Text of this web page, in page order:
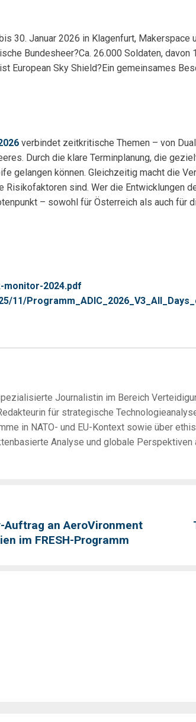
30. Januar 2026 in Klagenfurt,
Bundesheer?Ca. 26.000 Soldaten,
European Sky Shield?Ein gemeinsames
verbindet zeitkritische Themen – von
Durch die klare Terminplanung, die
gelangen können. Gleichzeitig macht die
sind. Wer die Entwicklungen
– sowohl für Österreich als auch für
monitor-2024.pdf
11/
Journalistin im Bereich
für strategische
in NATO- und EU-Kontext sowie über
Analyse und globale Perspektiven
Auftrag an AeroVironment
im FRESH-Programm